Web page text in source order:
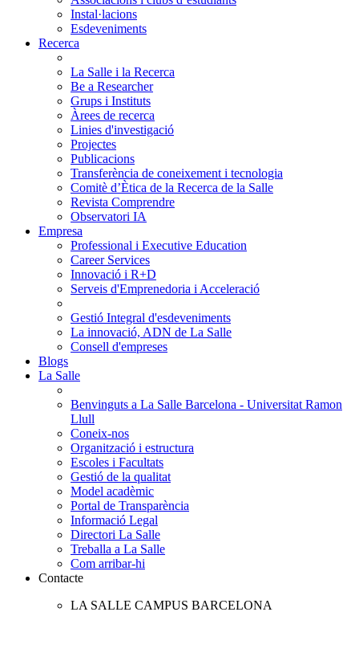
Instal·lacions
Esdeveniments
Recerca
La Salle i la Recerca
Be a Researcher
Grups i Instituts
Àrees de recerca
Linies d'investigació
Projectes
Publicacions
Transferència de coneixement i tecnologia
Comitè d’Ètica de la Recerca de la Salle
Revista Comprendre
Observatori IA
Empresa
Professional i Executive Education
Career Services
Innovació i R+D
Serveis d'Emprenedoria i Acceleració
Gestió Integral d'esdeveniments
La innovació, ADN de La Salle
Consell d'empreses
Blogs
La Salle
Benvinguts a La Salle Barcelona - Universitat Ramon
Llull
Coneix-nos
Organització i estructura
Escoles i Facultats
Gestió de la qualitat
Model acadèmic
Portal de Transparència
Informació Legal
Directori La Salle
Treballa a La Salle
Com arribar-hi
Contacte
LA SALLE CAMPUS BARCELONA